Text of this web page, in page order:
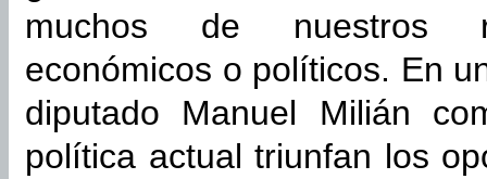
muchos de nuestros
económicos o políticos. En
diputado Manuel Milián
política actual triunfan los